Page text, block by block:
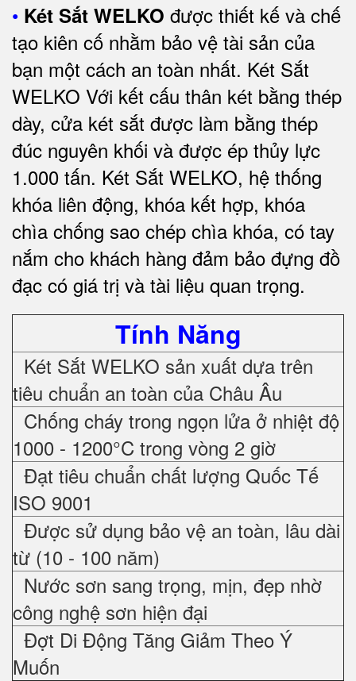
• Két Sắt WELKO được thiết kế và chế
tạo kiên cố nhằm bảo vệ tài sản của
bạn một cách an toàn nhất. Két Sắt
WELKO Với kết cấu thân két bằng thép
dày, cửa két sắt được làm bằng thép
đúc nguyên khối và được ép thủy lực
1.000 tấn. Két Sắt WELKO, hệ thống
khóa liên động, khóa kết hợp, khóa
chìa chống sao chép chìa khóa, có tay
nắm cho khách hàng đảm bảo đựng đồ
đạc có giá trị và tài liệu quan trọng.
Tính Năng
Két Sắt WELKO sản xuất dựa trên
tiêu chuẩn an toàn của Châu Âu
Chống cháy trong ngọn lửa ở nhiệt độ
1000 - 1200°C trong vòng 2 giờ
Đạt tiêu chuẩn chất lượng Quốc Tế
ISO 9001
Được sử dụng bảo vệ an toàn, lâu dài
từ (10 - 100 năm)
Nước sơn sang trọng, mịn, đẹp nhờ
công nghệ sơn hiện đại
Đợt Di Động Tăng Giảm Theo Ý
Muốn